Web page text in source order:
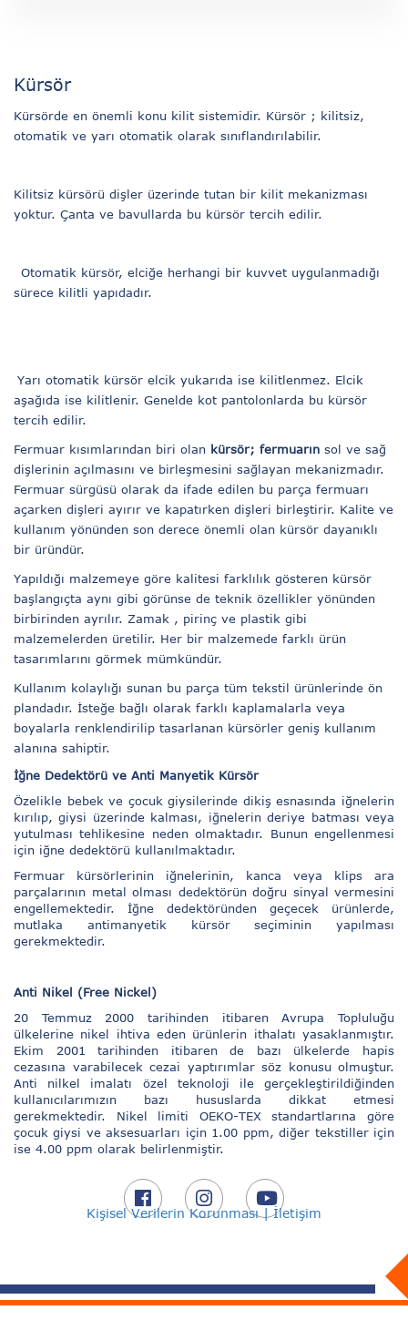
Kürsör
Kürsörde en önemli konu kilit sistemidir. Kürsör ; kilitsiz,
otomatik ve yarı otomatik olarak sınıflandırılabilir.
Kilitsiz kürsörü dişler üzerinde tutan bir kilit mekanizması
yoktur. Çanta ve bavullarda bu kürsör tercih edilir.
Otomatik kürsör, elciğe herhangi bir kuvvet uygulanmadığı
sürece kilitli yapıdadır.
Yarı otomatik kürsör elcik yukarıda ise kilitlenmez. Elcik
aşağıda ise kilitlenir. Genelde kot pantolonlarda bu kürsör
tercih edilir.
Fermuar kısımlarından biri olan kürsör; fermuarın sol ve sağ
dişlerinin açılmasını ve birleşmesini sağlayan mekanizmadır.
Fermuar sürgüsü olarak da ifade edilen bu parça fermuarı
açarken dişleri ayırır ve kapatırken dişleri birleştirir. Kalite ve
kullanım yönünden son derece önemli olan kürsör dayanıklı
bir üründür.
Yapıldığı malzemeye göre kalitesi farklılık gösteren kürsör
başlangıçta aynı gibi görünse de teknik özellikler yönünden
birbirinden ayrılır. Zamak , pirinç ve plastik gibi
malzemelerden üretilir. Her bir malzemede farklı ürün
tasarımlarını görmek mümkündür.
Kullanım kolaylığı sunan bu parça tüm tekstil ürünlerinde ön
plandadır. İsteğe bağlı olarak farklı kaplamalarla veya
boyalarla renklendirilip tasarlanan kürsörler geniş kullanım
alanına sahiptir.
İğne Dedektörü ve Anti Manyetik Kürsör
Özelikle bebek ve çocuk giysilerinde dikiş esnasında iğnelerin
kırılıp, giysi üzerinde kalması, iğnelerin deriye batması veya
yutulması tehlikesine neden olmaktadır. Bunun engellenmesi
için iğne dedektörü kullanılmaktadır.
Fermuar kürsörlerinin iğnelerinin, kanca veya klips ara
parçalarının metal olması dedektörün doğru sinyal vermesini
engellemektedir. İğne dedektöründen geçecek ürünlerde,
mutlaka antimanyetik kürsör seçiminin yapılması
gerekmektedir.
Anti Nikel (Free Nickel)
20 Temmuz 2000 tarihinden itibaren Avrupa Topluluğu
ülkelerine nikel ihtiva eden ürünlerin ithalatı yasaklanmıştır.
Ekim 2001 tarihinden itibaren de bazı ülkelerde hapis
cezasına varabilecek cezai yaptırımlar söz konusu olmuştur.
Anti nilkel imalatı özel teknoloji ile gerçekleştirildiğinden
kullanıcılarımızın bazı hususlarda dikkat etmesi
gerekmektedir. Nikel limiti OEKO-TEX standartlarına göre
çocuk giysi ve aksesuarları için 1.00 ppm, diğer tekstiller için
ise 4.00 ppm olarak belirlenmiştir.
Kişisel Verilerin Korunması |İletişim